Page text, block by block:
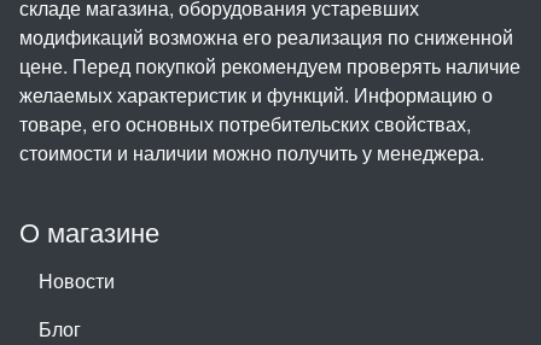
О магазине
Новости
Блог
складе магазина, оборудования устаревших
модификаций возможна его реализация по сниженной
цене. Перед покупкой рекомендуем проверять наличие
желаемых характеристик и функций. Информацию о
товаре, его основных потребительских свойствах,
стоимости и наличии можно получить у менеджера.